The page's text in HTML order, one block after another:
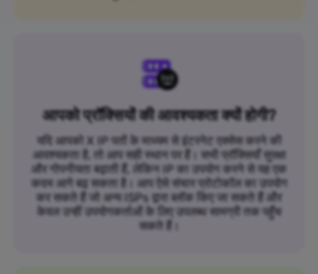
आपको प्रॉक्सियों की आवश्यकता क्यों होगी?
यदि आपको X IP पतों के माध्यम से इंटरनेट एक्सेस करने की
आवश्यकता है, तो आप सही स्थान पर हैं। सभी प्रॉक्सियाँ सुरक्षा
और गोपनीयता बढ़ाती हैं, लेकिन IP का उपयोग करने से यह एक
कदम आगे बढ़ सकता है। आप ऐसे संचार प्रोटोकॉल का उपयोग
कर सकते हैं जो अन्य ISPs द्वारा ब्लॉक किए जा सकते हैं और
केवल उन्हीं उपयोगकर्ताओं के लिए उपलब्ध सामग्री तक पहुँच
सकते हैं।